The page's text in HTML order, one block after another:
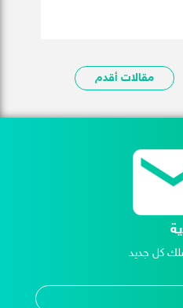
مقالات أقدم
كل جديد